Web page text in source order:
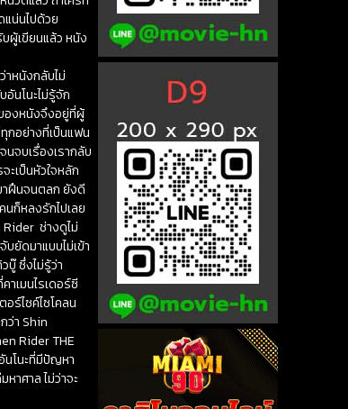
น่นไปด้วย
ผู้เขียนแล้ว หนัง
หนังกลับไม่
นโนะไม่รู้จัก
ของหนังจึงอยู่ที่ผู้
กอย่างที่เป็นแฟน
จบเรื่องเรากลับ
ะเป็นหัวใจหลัก
าฝืนจนตลก ยังดี
นก็หลงรักไปเลย
ช่างดูไม่
ยัดมาแบบไม่เข้า
บู๊ ซึ่งไม่รู้ว่า
าเมนไรเดอร์ซี
ร์ไซค์ไซโคลน
ว่า Shin
Rider THE
นโนะที่มีปัญหา
าศาล ไม่ว่าจะ